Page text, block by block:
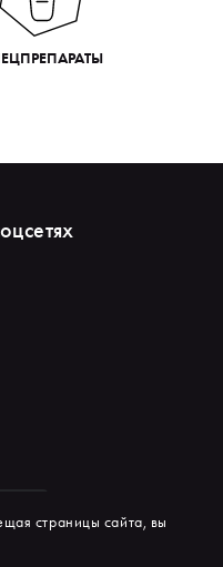
страницы сайта, вы